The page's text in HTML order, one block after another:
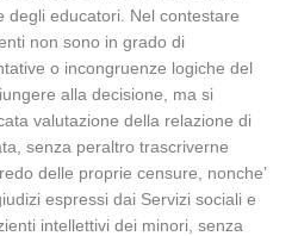
degli educatori. Nel contestare
non sono in grado di
o incongruenze logiche del
alla decisione, ma si
valutazione della relazione di
senza peraltro trascriverne
delle proprie censure, nonche’
espressi dai Servizi sociali e
intellettivi dei minori, senza